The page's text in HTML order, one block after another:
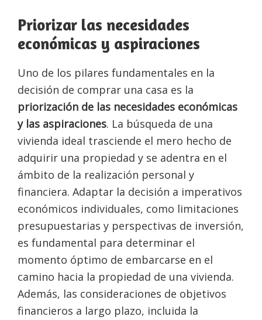
Priorizar las necesidades
económicas y aspiraciones
Uno de los pilares fundamentales en la
decisión de comprar una casa es la
priorización de las necesidades económicas
y las aspiraciones. La búsqueda de una
vivienda ideal trasciende el mero hecho de
adquirir una propiedad y se adentra en el
ámbito de la realización personal y
financiera. Adaptar la decisión a imperativos
económicos individuales, como limitaciones
presupuestarias y perspectivas de inversión,
es fundamental para determinar el
momento óptimo de embarcarse en el
camino hacia la propiedad de una vivienda.
Además, las consideraciones de objetivos
financieros a largo plazo, incluida la